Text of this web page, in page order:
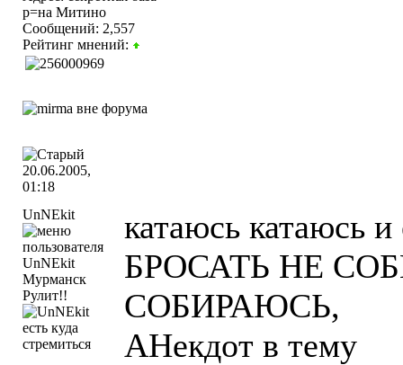
р=на Митино
Сообщений: 2,557
Рейтинг мнений:
20.06.2005,
01:18
UnNEkit
Мурманск
Рулит!!
катаюсь катаюсь
БРОСАТЬ НЕ
СОБИРАЮСЬ,
АНекдот в тему